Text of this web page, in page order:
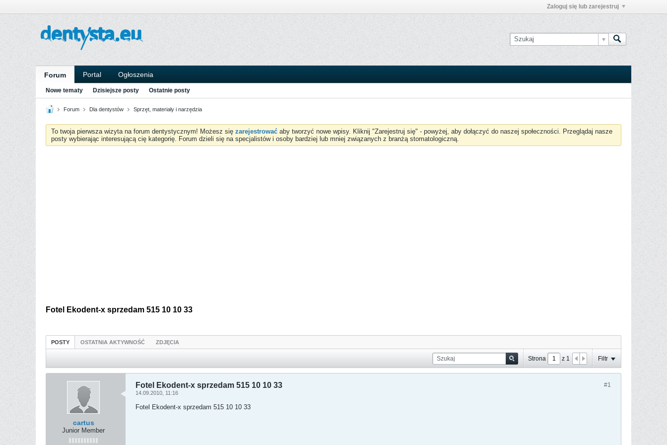
Zaloguj się lub zarejestruj
Forum Portal Ogłoszenia
Nowe tematy Dzisiejsze posty Ostatnie posty
Forum Dla dentystów Sprzęt, materiały i narzędzia
To twoja pierwsza wizyta na forum dentystycznym! Możesz się zarejestrować aby tworzyć nowe wpisy. Kliknij "Zarejestruj się" - powyżej, aby dołączyć do naszej społeczności. Przeglądaj nasze
posty wybierając interesującą cię kategorię. Forum dzieli się na specjalistów i osoby bardziej lub mniej związanych z branżą stomatologiczną.
Fotel Ekodent-x sprzedam 515 10 10 33
POSTY OSTATNIA AKTYWNOŚĆ ZDJĘCIA
Strona z 1 Filtr
cartus
Junior Member
#1
Fotel Ekodent-x sprzedam 515 10 10 33
14.09.2010, 11:16
Fotel Ekodent-x sprzedam 515 10 10 33